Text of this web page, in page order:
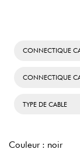
CONNECTIQUE
CONNECTIQUE
TYPE DE CABLE
Couleur : noir